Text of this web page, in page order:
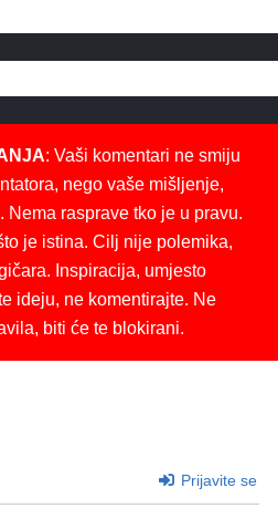
: Vaši komentari ne smiju
nego vaše mišljenje,
rasprave tko je u pravu.
je istina. Cilj nije polemika,
Inspiracija, umjesto
ideju, ne komentirajte. Ne
biti će te blokirani.
Prijavite se